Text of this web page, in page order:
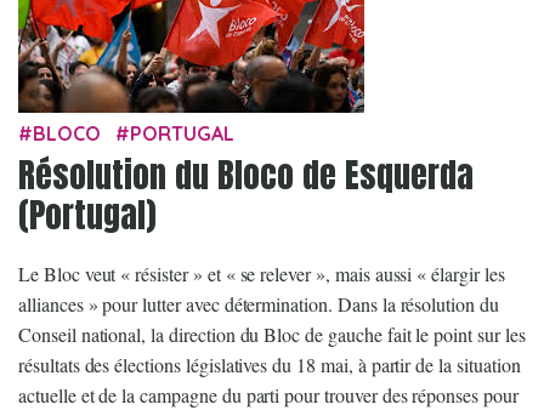
BLOCO PORTUGAL
Résolution du Bloco de Esquerda
(Portugal)
Le Bloc veut « résister » et « se relever », mais aussi « élargir les
alliances » pour lutter avec détermination. Dans la résolution du
Conseil national, la direction du Bloc de gauche fait le point sur les
résultats des élections législatives du 18 mai, à partir de la situation
actuelle et de la campagne du parti pour trouver des réponses pour